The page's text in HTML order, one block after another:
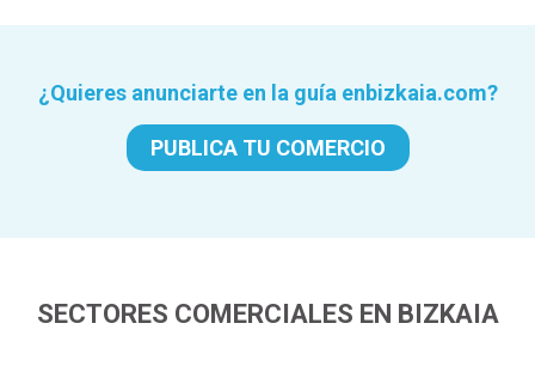
¿Quieres anunciarte en la guía enbizkaia.com?
PUBLICA TU COMERCIO
SECTORES COMERCIALES EN BIZKAIA